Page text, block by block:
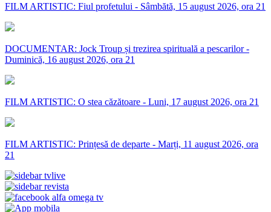
FILM ARTISTIC: Fiul profetului - Sâmbătă, 15 august 2026, ora 21
DOCUMENTAR: Jock Troup și trezirea spirituală a pescarilor -
Duminică, 16 august 2026, ora 21
FILM ARTISTIC: O stea căzătoare - Luni, 17 august 2026, ora 21
FILM ARTISTIC: Prințesă de departe - Marți, 11 august 2026, ora
21